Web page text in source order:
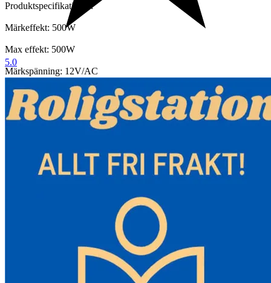
Produktspecifikationer:
Märkeffekt: 500W
Max effekt: 500W
Märkspänning: 12V/AC
Märkström: 29A
Bågediameter: 2"/54mm
Flygkroppslängd (med knivar installerade): 67 cm
Startvindhastighet: 6,56 fot/s (2m/s)
Nominell vindhastighet: 42,65 fot/s (13m/s)
5.0